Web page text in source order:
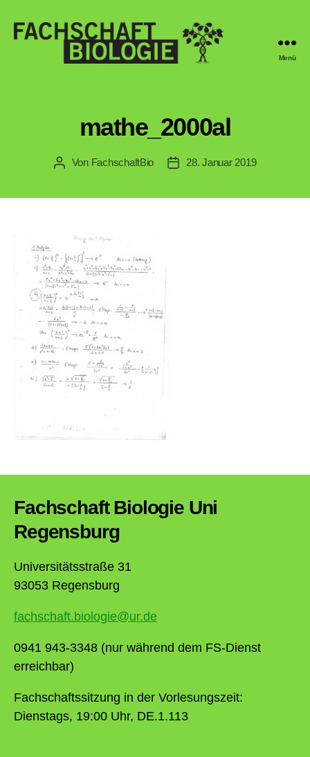
Menü
mathe_2000al
Beitragsautor
Von FachschaftBio Veröffentlichungsdatum
28. Januar 2019
Fachschaft Biologie Uni
Regensburg
Universitätsstraße 31
93053 Regensburg
fachschaft.biologie@ur.de
0941 943-3348 (nur während dem FS-Dienst
erreichbar)
Fachschaftssitzung in der Vorlesungszeit:
Dienstags, 19:00 Uhr, DE.1.113